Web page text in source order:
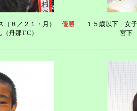
（８／２１・月） 優勝
丹那T.C）
１５歳以下 女
宮下